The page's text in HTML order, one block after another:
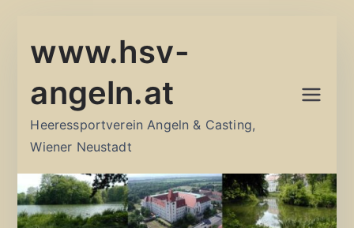
Inhalt
www.hsv-
angeln.at
Heeressportverein Angeln & Casting,
Wiener Neustadt